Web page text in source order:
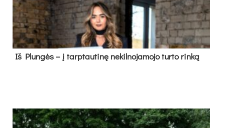
Iš Plungės – į tarptautinę nekilnojamojo turto rinką